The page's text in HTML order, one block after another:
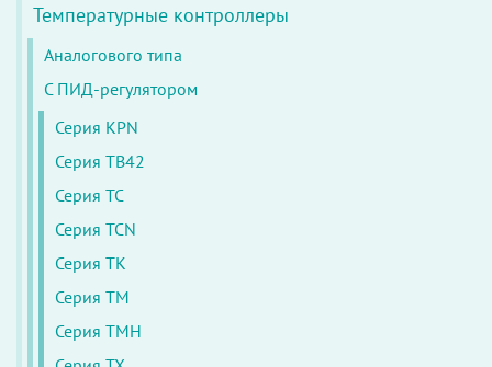
Температурные контроллеры
Аналогового типа
С ПИД-регулятором
Серия KPN
Серия TB42
Серия TC
Серия TCN
Серия TK
Серия TM
Серия TMH